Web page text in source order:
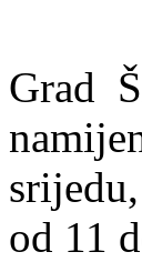
Grad
od 11